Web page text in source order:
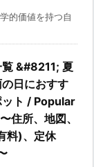
的価値を持つ自
&#8211; 夏
日におすす
ット / Popular
所、地図、
料)、定休